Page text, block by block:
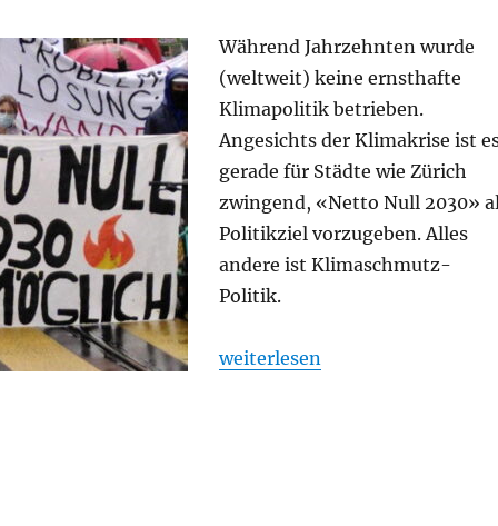
Während Jahrzehnten wurde
(weltweit) keine ernsthafte
Klimapolitik betrieben.
Angesichts der Klimakrise ist
gerade für Städte wie Zürich
zwingend, «Netto Null 2030»
Politikziel vorzugeben. Alles
andere ist Klimaschmutz-
Politik.
„Netto Null 2030 statt blauer
weiterlesen